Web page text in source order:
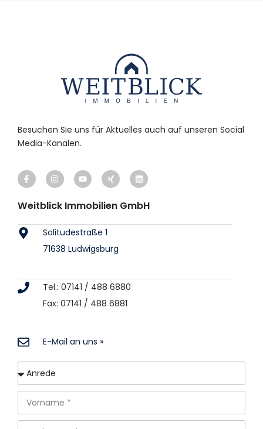
Besuchen Sie uns für Aktuelles auch auf unseren Social
Media-Kanälen.
Weitblick Immobilien GmbH
Solitudestraße 1
71638 Ludwigsburg
Tel.: 07141 / 488 6880
Fax: 07141 / 488 6881
E-Mail an uns »